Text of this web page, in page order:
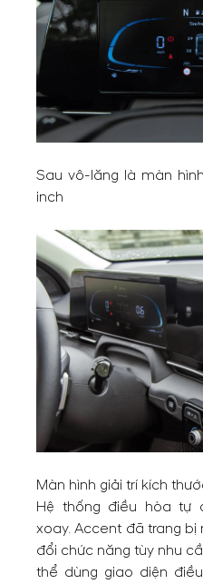
Sau vô-lăng là màn
inch
Màn hình giải trí kích
Hệ thống điều hòa tự
xoay. Accent đã trang
đổi chức năng tùy nhu
thể dùng giao diện